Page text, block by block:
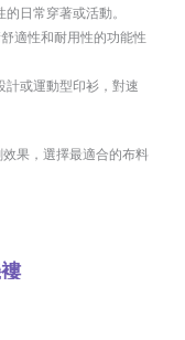
日常穿著或活動。
適性和耐用性的功能性
計或運動型印衫，對速
果，選擇最適合的布料